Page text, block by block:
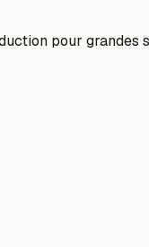
pour grandes